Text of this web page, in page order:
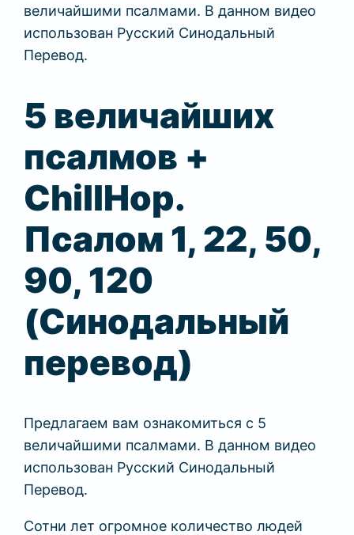
величайшими псалмами. В данном видео
использован Русский Синодальный
Перевод.
5 величайших
псалмов +
ChillHop.
Псалом 1, 22, 50,
90, 120
(Синодальный
перевод)
Предлагаем вам ознакомиться с 5
величайшими псалмами. В данном видео
использован Русский Синодальный
Перевод.
Сотни лет огромное количество людей